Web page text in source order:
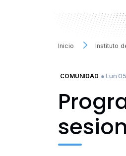
Inicio Instituto
COMUNIDAD ● Lun